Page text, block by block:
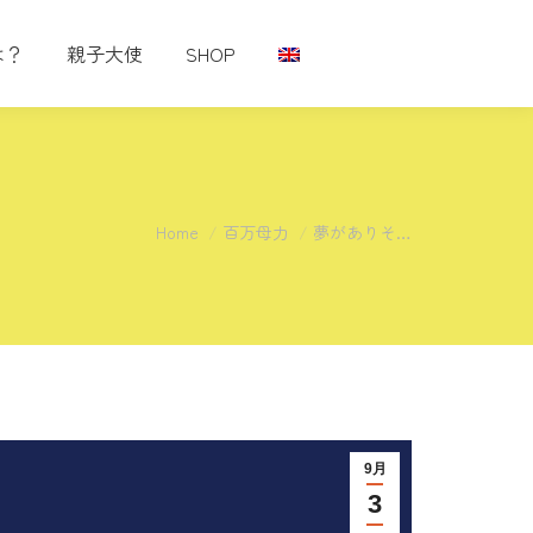
親子大使 SHOP
You are here:
Home 百万母力 夢がありそ…
9月
3